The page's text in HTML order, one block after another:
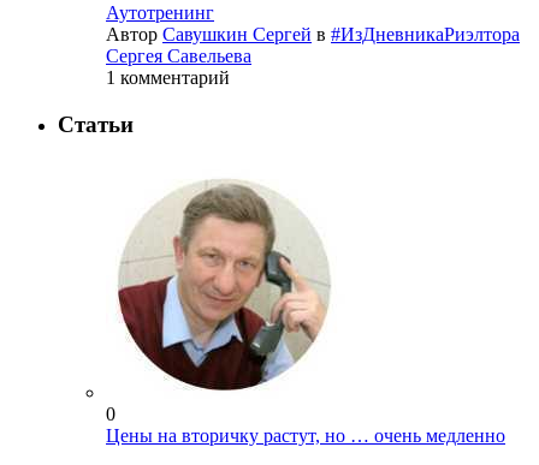
Аутотренинг
Автор Савушкин Сергей в #ИзДневникаРиэлтора
Сергея Савельева
1 комментарий
Статьи
0
Цены на вторичку растут, но … очень медленно